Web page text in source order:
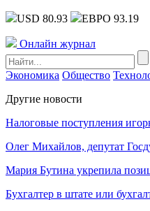
USD 80.93 ЕВРО 93.19
Онлайн журнал
Экономика Общество
Другие новости
Налоговые поступления
Олег Михайлов, депутат
Мария Бутина укрепила
Бухгалтер в штате или